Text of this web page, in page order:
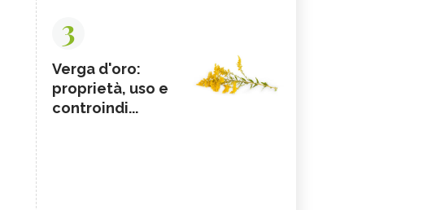
3
Verga d'oro:
proprietà, uso e
controindi...